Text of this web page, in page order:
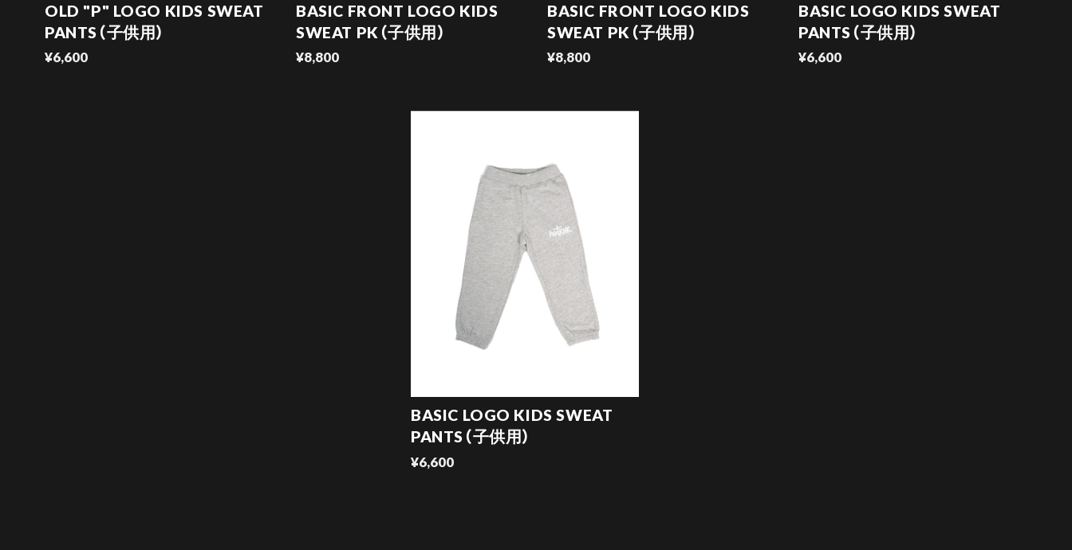
OLD "P" LOGO KIDS SWEAT
PANTS（子供用）
¥6,600
BASIC FRONT LOGO KIDS
SWEAT PK（子供用）
¥8,800
BASIC FRONT LOGO KIDS
SWEAT PK（子供用）
¥8,800
BASIC LOGO KIDS SWEAT
PANTS（子供用）
¥6,600
BASIC LOGO KIDS SWEAT
PANTS（子供用）
¥6,600